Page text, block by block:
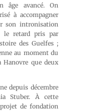
âge avancé. On
à accompagner
son intronisation
le retard pris par
des Guelfes ;
au moment du
que deux
depuis décembre
Stuber. À cette
de fondation